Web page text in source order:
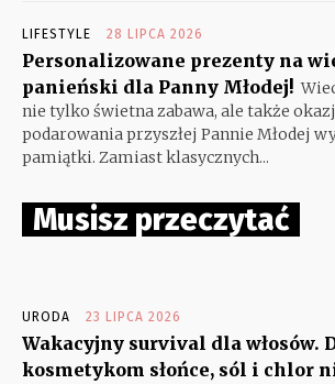
LIFESTYLE 28 LIPCA 2026
Personalizowane prezenty na
panieński dla Panny Młodej!
nie tylko świetna zabawa, ale także
podarowania przyszłej Pannie Młodej
pamiątki. Zamiast klasycznych...
Musisz przeczytać
URODA 23 LIPCA 2026
Wakacyjny survival dla włosów.
kosmetykom słońce, sól i chlor